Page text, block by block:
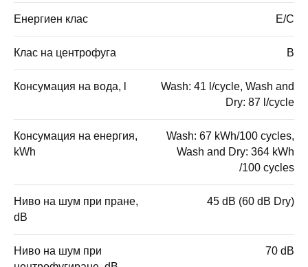
Енергиен клас E/C
Клас на центрофуга B
Консумация на вода, l
Wash: 41 l/cycle, Wash and
Dry: 87 l/cycle
Консумация на енергия,
kWh
Wash: 67 kWh/100 cycles,
Wash and Dry: 364 kWh
/100 cycles
Ниво на шум при пране,
dB
45 dB (60 dB Dry)
Ниво на шум при
70 dB